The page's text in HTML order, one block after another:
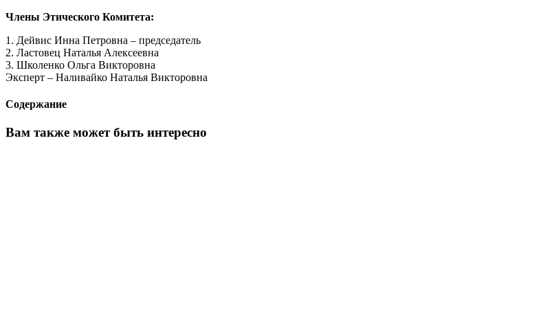
Члены Этического Комитета:
1. Дейвис Инна Петровна – председатель
2. Ластовец Наталья Алексеевна
3. Школенко Ольга Викторовна
Эксперт – Наливайко Наталья Викторовна
Содержание
Вам также может быть интересно